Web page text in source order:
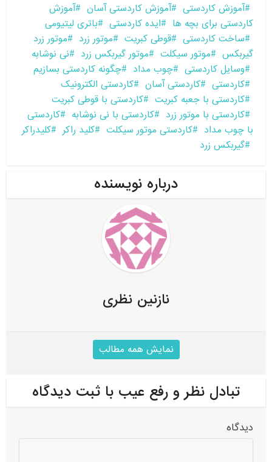
آموزش کاردستی آموزش کاردستی آسان
آموزش
کاردستی برای بچه ها
ایده کاردستی
باتری لیتیومی
ساخت کاردستی
قوطی کبریت موتور زرد
موتور زرد
گیربکس
موتور سیکلت موتور گیربکس زرد
نی نوشابه
وسایل کاردستی
چوب مداد
چگونه کاردستی بسازیم
کاردستی
کاردستی آسان
کاردستی الکترونیک
کاردستی با جعبه کبریت
کاردستی با قوطی کبریت
کاردستی با موتور زرد
کاردستی با نی نوشابه
کاردستی
با چوب مداد
کاردستی موتور سیکلت کلید راکر
کلیدراکر
گیربکس زرد
درباره نویسنده
نازنین نظری
نمایش همه مطالب
تبادل نظر و رفع عیب با ثبت دیدگاه
دیدگاه